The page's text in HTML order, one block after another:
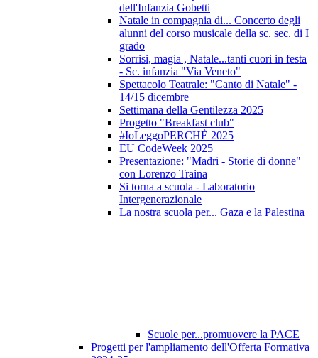
dell'Infanzia Gobetti
Natale in compagnia di... Concerto degli
alunni del corso musicale della sc. sec. di I
grado
Sorrisi, magia , Natale...tanti cuori in festa
- Sc. infanzia "Via Veneto"
Spettacolo Teatrale: "Canto di Natale" -
14/15 dicembre
Settimana della Gentilezza 2025
Progetto "Breakfast club"
#IoLeggoPERCHÈ 2025
EU CodeWeek 2025
Presentazione: "Madri - Storie di donne"
con Lorenzo Traina
Si torna a scuola - Laboratorio
Intergenerazionale
La nostra scuola per... Gaza e la Palestina
Scuole per...promuovere la PACE
Progetti per l'ampliamento dell'Offerta Formativa